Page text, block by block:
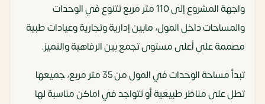
واجهة المشروع إلى 110 متر مربع تتنوع في الوحدات
والمساحات داخل المول، مابين إدارية وتجارية وعيادات طبية
مصممة على أعلى مستوى تجمع بين الرفاهية والتميز.
تبدأ مساحة الوحدات في المول من 35 متر مربع، جميعها
تطل على مناظر طبيعية أو تتواجد في اماكن مناسبة لها